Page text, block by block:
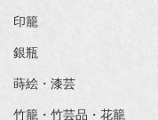
印籠
銀瓶
蒔絵・漆芸
竹籠・竹芸品・花籠